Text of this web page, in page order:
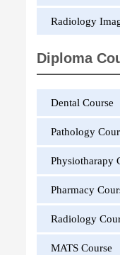
Radiology
Diploma
Dental Course
Pathology
Physiotharapy
Pharmacy
Radiology
MATS Course